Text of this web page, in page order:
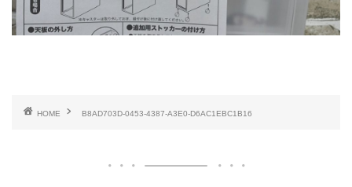
HOME B8AD703D-0453-4387-A3E0-D6AC1EBC1B16